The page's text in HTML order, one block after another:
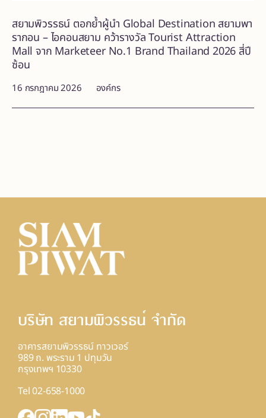
16 กรกฎาคม 2026 องค์กร
สยามพิวรรธน์ ตอกย้ำผู้นำ Global Destination สยามพา
รากอน – ไอคอนสยาม คว้ารางวัล Tourist Attraction
Mall จาก Marketeer No.1 Brand Thailand 2026 สี่ปี
ซ้อน
บริษัท สยามพิวรรธน์ จํากัด
อาคารสยามพิวรรธน์ ทาวเวอร์
989 ถ. พระราม 1 ปทุมวัน
กรุงเทพฯ 10330
Tel 02-658-1000